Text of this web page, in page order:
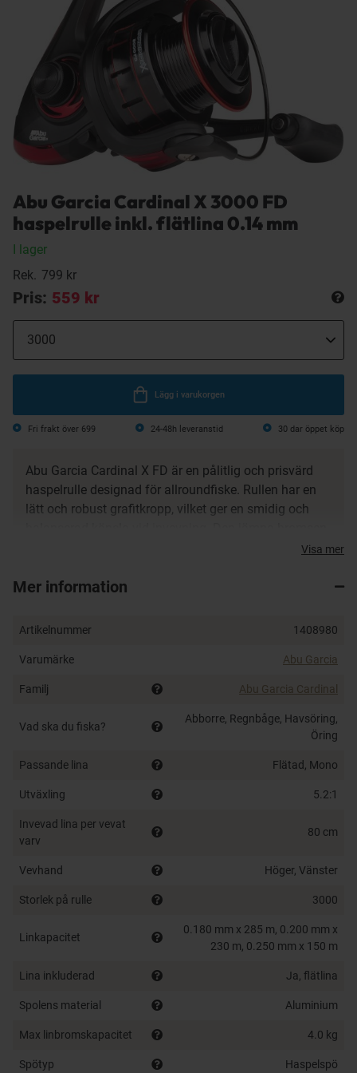
Abu Garcia Cardinal X 3000 FD
haspelrulle inkl. flätlina 0.14 mm
I lager
Rek. 799 kr
Pris: 559 kr
Lägg i varukorgen
Fri frakt över 699 24-48h leveranstid 30 dar öppet köp
Abu Garcia Cardinal X FD är en pålitlig och prisvärd
haspelrulle designad för allroundfiske. Rullen har en
lätt och robust grafitkropp, vilket ger en smidig och
och det precisa linupplägget gör den till ett utmärkt val
olika fiskemetoder:
Art. 1408979
– Cardinal X 2000 FD inkl. 0.12 mm
flätlina
Perfekt för lättare fiske efter abborre, öring och andra
Art. 1408980
– Cardinal X 3000 FD inkl. 0.14 mm
flätlina
Mångsidig storlek som passar för både lätt och
medeltungt predatorfiske.
Lätt och robust grafitkropp för smidig invevning
Jämn och pålitlig broms för kontrollerad drillning
Precist linupplägg för optimal kastlängd och
linhantering
Färdigspolad med flätlina – redo att användas
direkt
Visa mer
Mer information
Artikelnummer 1408980
Varumärke Abu Garcia
Familj Abu Garcia Cardinal
Vad ska du fiska?
Abborre, Regnbåge, Havsöring,
Öring
Passande lina Flätad, Mono
Utväxling 5.2:1
Invevad lina per vevat
varv
80 cm
Vevhand Höger, Vänster
Storlek på rulle 3000
Linkapacitet
0.180 mm x 285 m, 0.200 mm x
230 m, 0.250 mm x 150 m
Lina inkluderad Ja, flätlina
Spolens material Aluminium
Max linbromskapacitet 4.0 kg
Spötyp Haspelspö